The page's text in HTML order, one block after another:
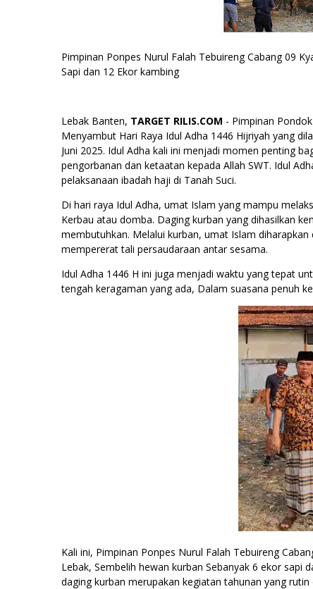
Pimpinan Ponpes Nurul Falah Tebuireng Cabang 09
Sapi dan 12 Ekor kambing
Lebak Banten, TARGET RILIS.COM - Pimpinan
Menyambut Hari Raya Idul Adha 1446 Hijriyah yang
Juni 2025. Idul Adha kali ini menjadi momen penting
pengorbanan dan ketaatan kepada Allah SWT. Idul
pelaksanaan ibadah haji di Tanah Suci.
Di hari raya Idul Adha, umat Islam yang mampu
Kerbau atau domba. Daging kurban yang dihasilkan
membutuhkan. Melalui kurban, umat Islam
mempererat tali persaudaraan antar sesama.
Idul Adha 1446 H ini juga menjadi waktu yang tepat
tengah keragaman yang ada, Dalam suasana penuh
Kali ini, Pimpinan Ponpes Nurul Falah Tebuireng
Lebak, Sembelih hewan kurban Sebanyak 6 ekor sapi
daging kurban merupakan kegiatan tahunan yang